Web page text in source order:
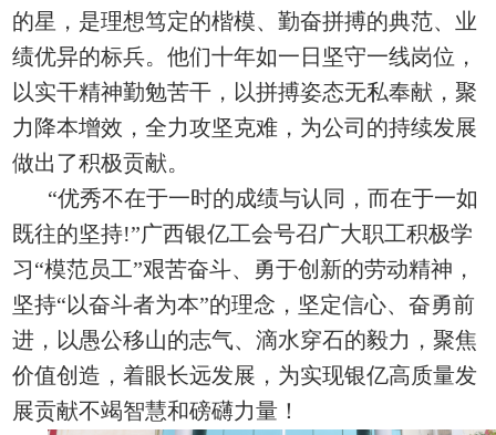
的星，是理想笃定的楷模、勤奋拼搏的典范、业
绩优异的标兵。他们十年如一日坚守一线岗位，
以实干精神勤勉苦干，以拼搏姿态无私奉献，聚
力降本增效，全力攻坚克难，为公司的持续发展
做出了积极贡献。
“优秀不在于一时的成绩与认同，而在于一如
既往的坚持!”广西银亿工会号召广大职工积极学
习“模范员工”艰苦奋斗、勇于创新的劳动精神，
坚持“以奋斗者为本”的理念，坚定信心、奋勇前
进，以愚公移山的志气、滴水穿石的毅力，聚焦
价值创造，着眼长远发展，为实现银亿高质量发
展贡献不竭智慧和磅礴力量！